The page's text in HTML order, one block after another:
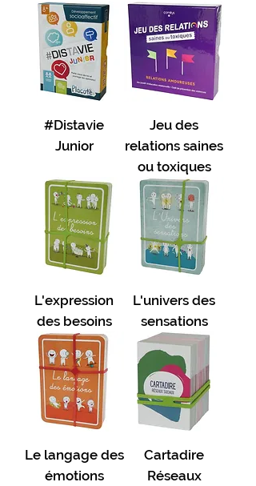
#Distavie
Junior
Jeu des
relations saines
ou toxiques
L'expression
des besoins
L'univers des
sensations
Le langage des
émotions
Cartadire
Réseaux